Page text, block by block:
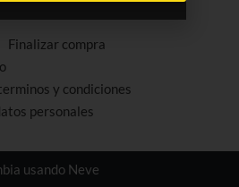
Finalizar compra
y condiciones
personales
usando Neve